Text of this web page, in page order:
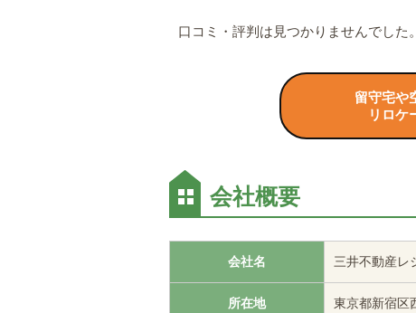
口コミ・評判は見つかりませんでした。
留守宅や
リロケ
会社概要
会社名 三井不動産レ
所在地 東京都新宿区